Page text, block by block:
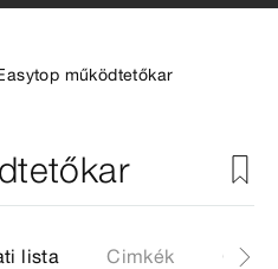
működtetőkar
lista Cimkék CAD-